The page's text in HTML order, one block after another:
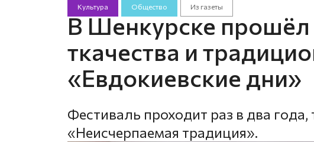
Культура Общество Из газеты
В Шенкурске прошёл
ткачества и
«Евдокиевские дни»
Фестиваль проходит раз в два
«Неисчерпаемая традиция».